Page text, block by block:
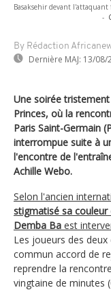
Basaksehir devant l'attaquant
-
By Rédaction
Dernière MAJ: 13/08/
Une soirée
Princes, où la
Paris Saint-Germain
interrompue suite à
l'encontre de
Achille Webo.
Selon l'ancien
stigmatisé sa couleur
Demba Ba est
Les joueurs des
commun accord de
reprendre la
vingtaine de minutes